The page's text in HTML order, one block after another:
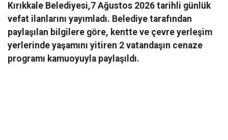
Kırıkkale Belediyesi,7 Ağustos 2026 tarihli günlük
vefat ilanlarını yayımladı. Belediye tarafından
paylaşılan bilgilere göre, kentte ve çevre yerleşim
yerlerinde yaşamını yitiren 2 vatandaşın cenaze
programı kamuoyuyla paylaşıldı.